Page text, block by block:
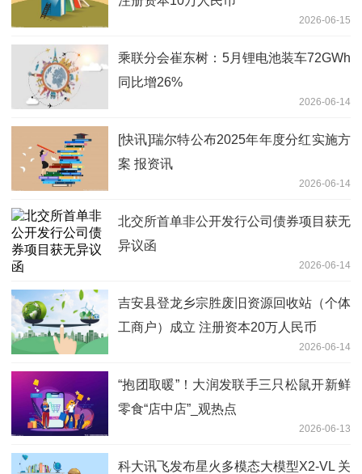
2026-06-15
乘联分会崔东树：5月锂电池装车72GWh
同比增26%
2026-06-14
[快讯]瑞尔特公布2025年年度分红实施方
案 报资讯
2026-06-14
北交所首单非公开发行公司债券项目获无
异议函
2026-06-14
吉安县登龙乡宗胜废旧资源回收站（个体
工商户）成立 注册资本20万人民币
2026-06-14
“抱团取暖”！大润发联手三只松鼠开新鲜
零食“店中店”_观热点
2026-06-13
科大讯飞发布星火多模态大模型X2-VL 关